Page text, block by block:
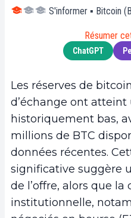
S'informer ▪ Bitcoin
Résumer
ChatGPT
Les réserves de
d’échange ont atteint
historiquement bas,
millions de BTC
données récentes.
significative suggère
de l’offre, alors que la
institutionnelle,